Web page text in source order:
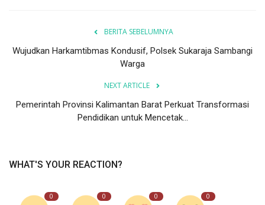
BERITA SEBELUMNYA
Wujudkan Harkamtibmas Kondusif, Polsek Sukaraja Sambangi
Warga
NEXT ARTICLE
Pemerintah Provinsi Kalimantan Barat Perkuat Transformasi
Pendidikan untuk Mencetak...
WHAT'S YOUR REACTION?
0 0 0 0